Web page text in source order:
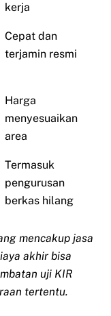
kerja
Cepat dan
terjamin resmi
Harga
menyesuaikan
area
Termasuk
pengurusan
berkas hilang
mencakup jasa
akhir bisa
uji KIR
tertentu.